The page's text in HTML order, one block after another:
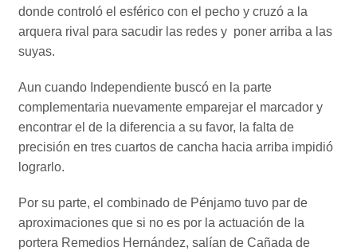
donde controló el esférico con el pecho y cruzó a la
arquera rival para sacudir las redes y poner arriba a las
suyas.
Aun cuando Independiente buscó en la parte
complementaria nuevamente emparejar el marcador y
encontrar el de la diferencia a su favor, la falta de
precisión en tres cuartos de cancha hacia arriba impidió
lograrlo.
Por su parte, el combinado de Pénjamo tuvo par de
aproximaciones que si no es por la actuación de la
portera Remedios Hernández, salían de Cañada de